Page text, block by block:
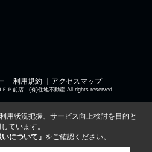
｜ 利用規約 ｜アクセスマップ
Ｐ前店 (有)住地不動産 All rights reserved.
用状況把握、サービス向上検討を目的と
ています。
について」 をご確認ください。